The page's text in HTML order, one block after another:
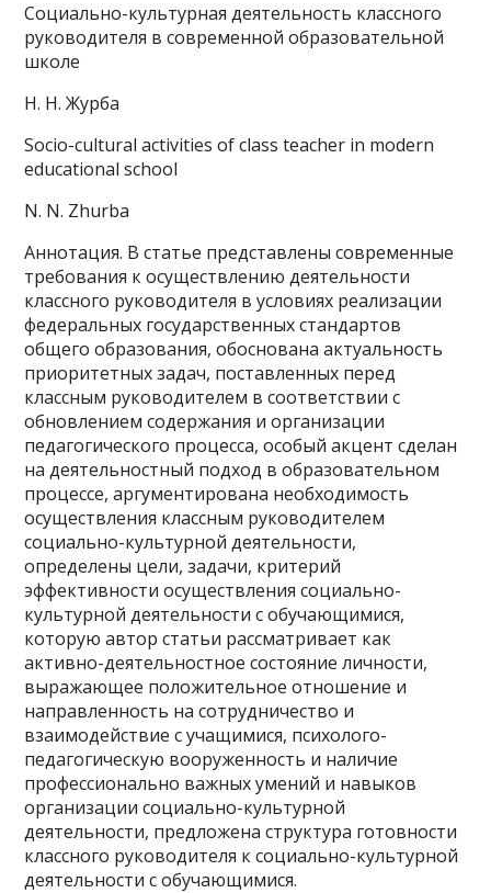
Социально-культурная деятельность классного
руководителя в современной образовательной
школе
Н. Н. Журба
Socio-cultural activities of class teacher in modern
educational school
N. N. Zhurba
Аннотация. В статье представлены современные
требования к осуществлению деятельности
классного руководителя в условиях реализации
федеральных государственных стандартов
общего образования, обоснована актуальность
приоритетных задач, поставленных перед
классным руководителем в соответствии с
обновлением содержания и организации
педагогического процесса, особый акцент сделан
на деятельностный подход в образовательном
процессе, аргументирована необходимость
осуществления классным руководителем
социально-культурной деятельности,
определены цели, задачи, критерий
эффективности осуществления социально-
культурной деятельности с обучающимися,
которую автор статьи рассматривает как
активно-деятельностное состояние личности,
выражающее положительное отношение и
направленность на сотрудничество и
взаимодействие с учащимися, психолого-
педагогическую вооруженность и наличие
профессионально важных умений и навыков
организации социально-культурной
деятельности, предложена структура готовности
классного руководителя к социально-культурной
деятельности с обучающимися.